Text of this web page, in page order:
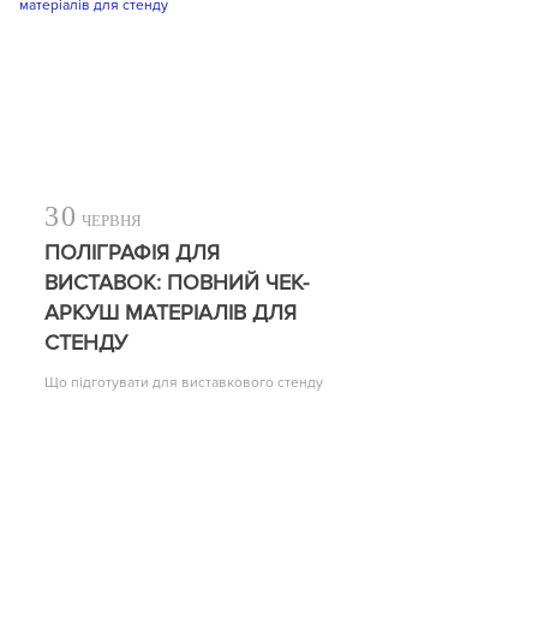
30 ЧЕРВНЯ
ПОЛІГРАФІЯ ДЛЯ
ВИСТАВОК: ПОВНИЙ ЧЕК-
АРКУШ МАТЕРІАЛІВ ДЛЯ
СТЕНДУ
Що підготувати для виставкового стенду